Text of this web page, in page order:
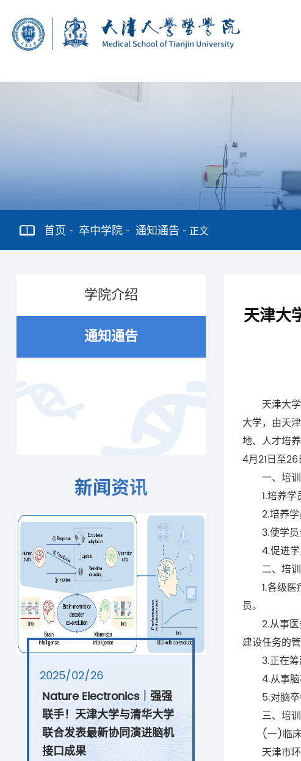
首页 卒中学院 通知通告 正文
天津大
天津大学
大学，由天
地、人才培
4月21日至26
一、培训
1.培养学
2.培养学
3.使学员
4.促进学
二、培训
1.各级医
员。
2.从事医
建设任务的管
3.正在筹
4.从事脑
5.对脑卒
三、培训
(一)临床
天津市环
学院介绍
通知通告
新闻资讯
2025/02/26
Nature Electronics｜强强
联手！天津大学与清华大学
联合发表最新协同演进脑机
接口成果